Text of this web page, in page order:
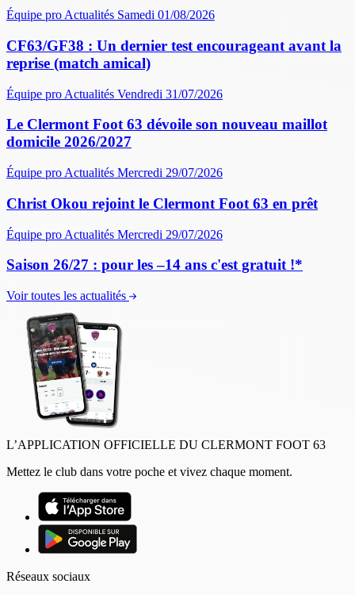
Équipe pro Actualités Samedi 01/08/2026
CF63/GF38 : Un dernier test encourageant avant la
reprise (match amical)
Équipe pro Actualités Vendredi 31/07/2026
Le Clermont Foot 63 dévoile son nouveau maillot
domicile 2026/2027
Équipe pro Actualités Mercredi 29/07/2026
Christ Okou rejoint le Clermont Foot 63 en prêt
Équipe pro Actualités Mercredi 29/07/2026
Saison 26/27 : pour les –14 ans c'est gratuit !*
Voir toutes les actualités
L’APPLICATION OFFICIELLE DU CLERMONT FOOT 63
Mettez le club dans votre poche et vivez chaque moment.
Réseaux sociaux